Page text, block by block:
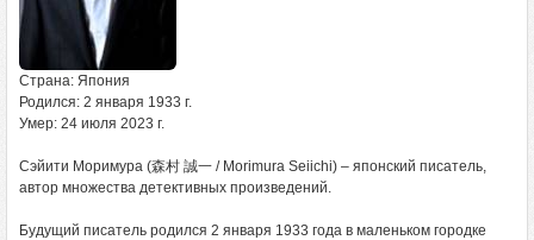
Страна: Япония
Родился: 2 января 1933 г.
Умер: 24 июля 2023 г.
Сэйити Моримура (森村 誠一 / Morimura Seiichi) – японский писатель,
автор множества детективных произведений.
Будущий писатель родился 2 января 1933 года в маленьком городке